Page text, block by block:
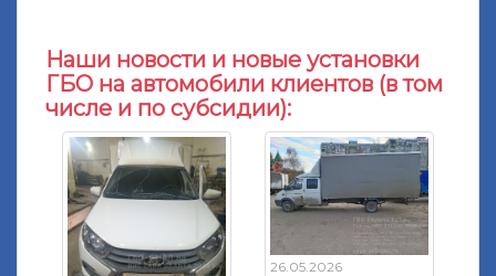
Наши новости и новые установки
ГБО на автомобили клиентов (в том
числе и по субсидии):
26.05.2026